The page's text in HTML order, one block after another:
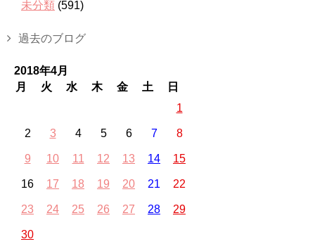
未分類 (591)
過去のブログ
2018年4月
月
火 水 木 金 土
日
1
2 3 4 5 6 7 8
9 10 11 12 13 14 15
16 17 18 19 20 21 22
23 24 25 26 27 28 29
30